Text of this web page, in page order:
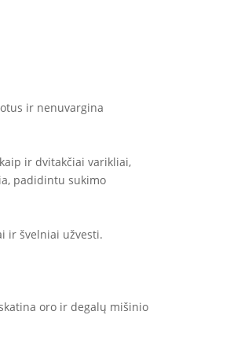
ir nenuvargina
ir dvitakčiai varikliai,
padidintu sukimo
ir švelniai užvesti.
oro ir degalų mišinio